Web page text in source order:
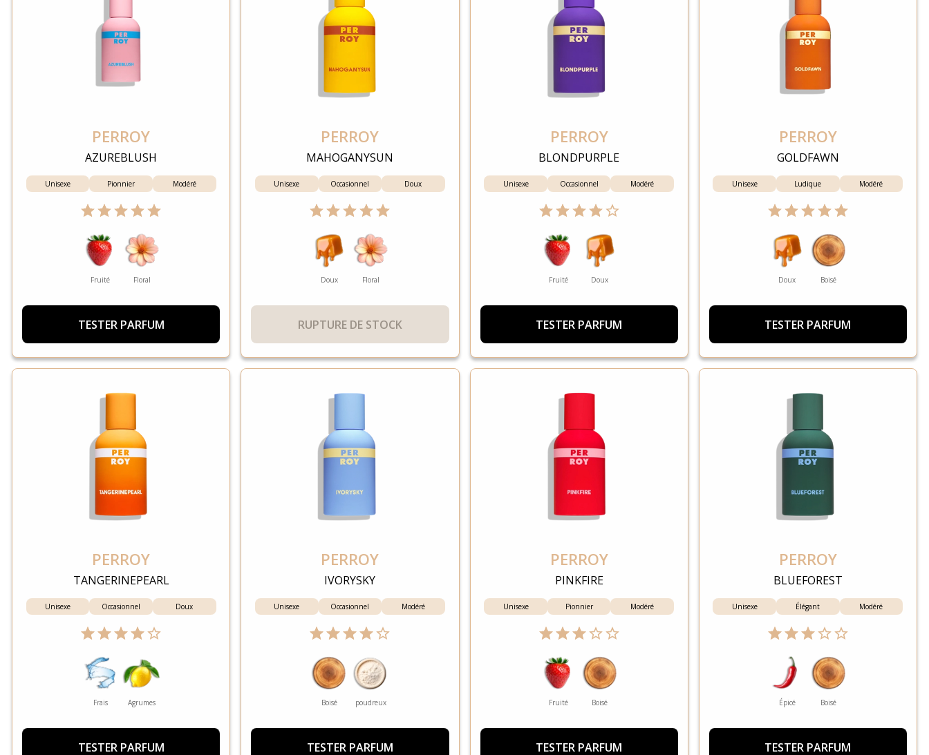
PERROY
AZUREBLUSH
Unisexe Pionnier Modéré
Fruité Floral
TESTER PARFUM
PERROY
MAHOGANYSUN
Unisexe Occasionnel Doux
Doux Floral
RUPTURE DE STOCK
PERROY
BLONDPURPLE
Unisexe Occasionnel Modéré
Fruité Doux
TESTER PARFUM
PERROY
GOLDFAWN
Unisexe Ludique Modéré
Doux Boisé
TESTER PARFUM
PERROY
TANGERINEPEARL
Unisexe Occasionnel Doux
Frais Agrumes
TESTER PARFUM
PERROY
IVORYSKY
Unisexe Occasionnel Modéré
Boisé poudreux
TESTER PARFUM
PERROY
PINKFIRE
Unisexe Pionnier Modéré
Fruité Boisé
TESTER PARFUM
PERROY
BLUEFOREST
Unisexe Élégant Modéré
Épicé Boisé
TESTER PARFUM